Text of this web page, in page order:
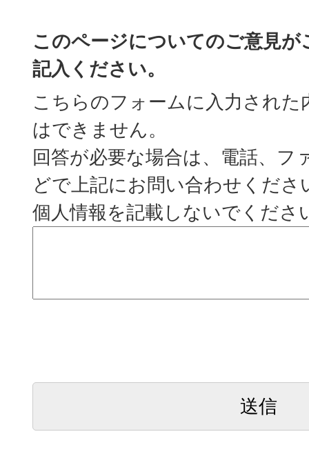
このページについてのご意見
記入ください。
こちらのフォームに入力された
はできません。
回答が必要な場合は、電話、フ
どで上記にお問い合わせくださ
個人情報を記載しないでくださ